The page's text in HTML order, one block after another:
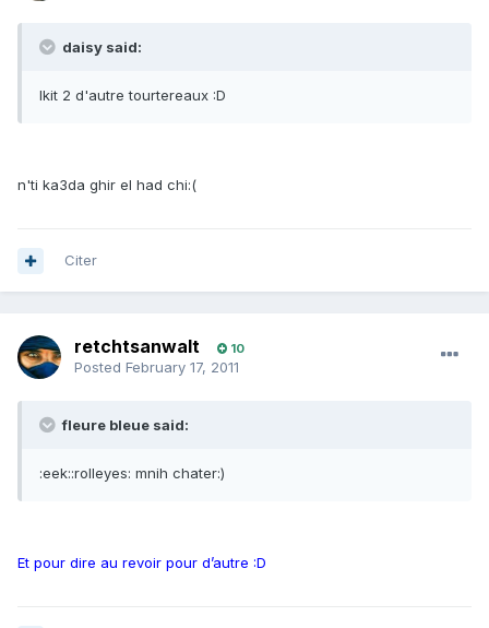
daisy said:
lkit 2 d'autre tourtereaux :D
n'ti ka3da ghir el had chi:(
Citer
retchtsanwalt 10
Posted February 17, 2011
fleure bleue said:
:eek::rolleyes: mnih chater:)
Et pour dire au revoir pour d’autre :D